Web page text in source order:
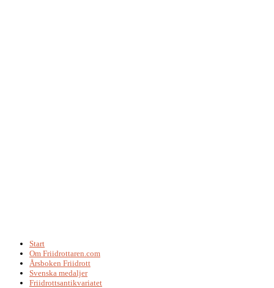
Start
Om Friidrottaren.com
Årsboken Friidrott
Svenska medaljer
Friidrottsantikvariatet